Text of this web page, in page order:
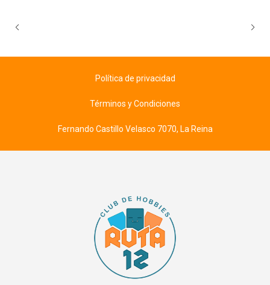
Política de privacidad
Términos y Condiciones
Fernando Castillo Velasco 7070, La Reina